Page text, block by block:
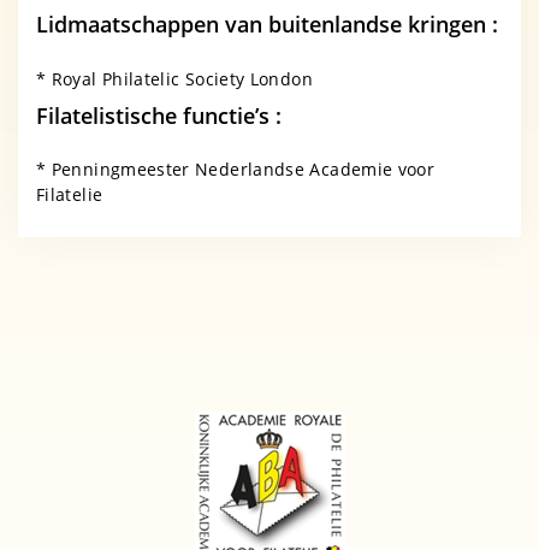
Lidmaatschappen van buitenlandse kringen :
* Royal Philatelic Society London
Filatelistische functie’s :
* Penningmeester Nederlandse Academie voor
Filatelie